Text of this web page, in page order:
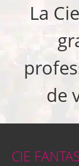
La
de
CIE